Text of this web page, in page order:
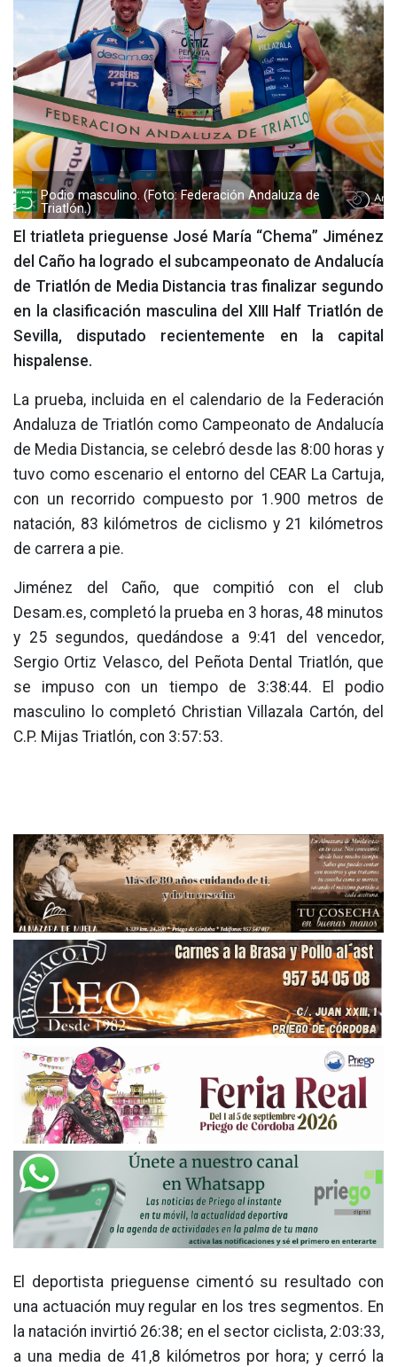
Podio masculino. (Foto: Federación Andaluza de
Triatlón.)
El triatleta prieguense José María “Chema” Jiménez
del Caño ha logrado el subcampeonato de Andalucía
de Triatlón de Media Distancia tras finalizar segundo
en la clasificación masculina del XIII Half Triatlón de
Sevilla, disputado recientemente en la capital
hispalense.
La prueba, incluida en el calendario de la Federación
Andaluza de Triatlón como Campeonato de Andalucía
de Media Distancia, se celebró desde las 8:00 horas y
tuvo como escenario el entorno del CEAR La Cartuja,
con un recorrido compuesto por 1.900 metros de
natación, 83 kilómetros de ciclismo y 21 kilómetros
de carrera a pie.
Jiménez del Caño, que compitió con el club
Desam.es, completó la prueba en 3 horas, 48 minutos
y 25 segundos, quedándose a 9:41 del vencedor,
Sergio Ortiz Velasco, del Peñota Dental Triatlón, que
se impuso con un tiempo de 3:38:44. El podio
masculino lo completó Christian Villazala Cartón, del
C.P. Mijas Triatlón, con 3:57:53.
El deportista prieguense cimentó su resultado con
una actuación muy regular en los tres segmentos. En
la natación invirtió 26:38; en el sector ciclista, 2:03:33,
a una media de 41,8 kilómetros por hora; y cerró la